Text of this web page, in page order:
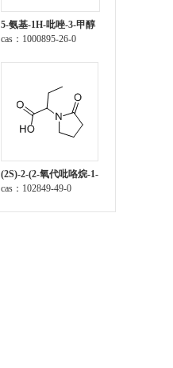
5-氨基-1H-吡唑-3-甲醇
cas：1000895-26-0
(2S)-2-(2-氧代吡咯烷-1-
基)丁酸
cas：102849-49-0